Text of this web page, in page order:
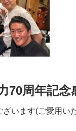
70周年記念
います(ご愛用い